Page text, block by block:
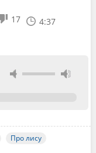
17 4:37
Про лису